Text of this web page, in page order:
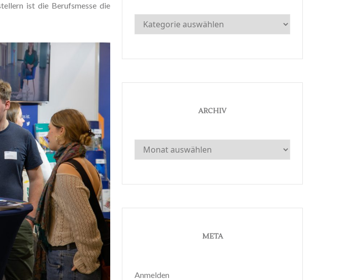
ist die Berufsmesse die
Kategorien
ARCHIV
Archiv
META
Anmelden